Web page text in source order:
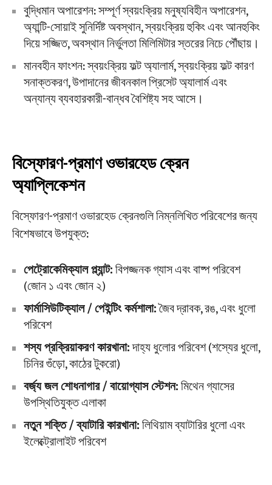
বুদ্ধিমান অপারেশন: সম্পূর্ণ স্বয়ংক্রিয় মনুষ্যবিহীন অপারেশন,
অ্যান্টি-সোয়াই সুনির্দিষ্ট অবস্থান, স্বয়ংক্রিয় হুকিং এবং আনহুকিং
দিয়ে সজ্জিত, অবস্থান নির্ভুলতা মিলিমিটার স্তরের নিচে পৌঁছায়।
মানবহীন ফাংশন: স্বয়ংক্রিয় ফল্ট অ্যালার্ম, স্বয়ংক্রিয় ফল্ট কারণ
সনাক্তকরণ, উপাদানের জীবনকাল প্রিসেট অ্যালার্ম এবং
অন্যান্য ব্যবহারকারী-বান্ধব বৈশিষ্ট্য সহ আসে।
বিস্ফোরণ-প্রমাণ ওভারহেড ক্রেন
অ্যাপ্লিকেশন
বিস্ফোরণ-প্রমাণ ওভারহেড ক্রেনগুলি নিম্নলিখিত পরিবেশের জন্য
বিশেষভাবে উপযুক্ত:
পেট্রোকেমিক্যাল প্ল্যান্ট:বিপজ্জনক গ্যাস এবং বাষ্প পরিবেশ
(জোন ১ এবং জোন ২)
ফার্মাসিউটিক্যাল / পেইন্টিং কর্মশালা:জৈব দ্রাবক, রঙ, এবং ধুলো
পরিবেশ
শস্য প্রক্রিয়াকরণ কারখানা:দাহ্য ধুলোর পরিবেশ (শস্যের ধুলো,
চিনির গুঁড়ো, কাঠের টুকরো)
বর্জ্য জল শোধনাগার / বায়োগ্যাস স্টেশন:মিথেন গ্যাসের
উপস্থিতিযুক্ত এলাকা
নতুন শক্তি / ব্যাটারি কারখানা:লিথিয়াম ব্যাটারির ধুলো এবং
ইলেক্ট্রোলাইট পরিবেশ